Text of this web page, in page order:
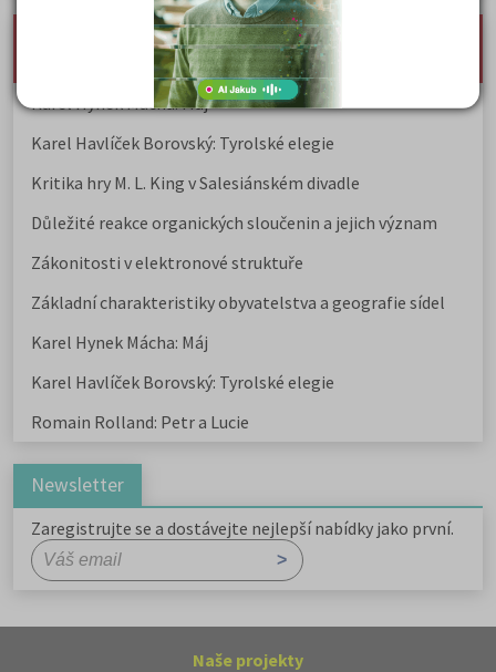
nejnovější seminárky, maturitní otázky a čtenářsky
Karel Hynek Mácha: Máj
Karel Havlíček Borovský: Tyrolské elegie
Kritika hry M. L. King v Salesiánském divadle
Důležité reakce organických sloučenin a jejich význam
Zákonitosti v elektronové struktuře
Základní charakteristiky obyvatelstva a geografie sídel
Karel Hynek Mácha: Máj
Karel Havlíček Borovský: Tyrolské elegie
Romain Rolland: Petr a Lucie
Newsletter
Zaregistrujte se a dostávejte nejlepší nabídky jako první.
Naše projekty